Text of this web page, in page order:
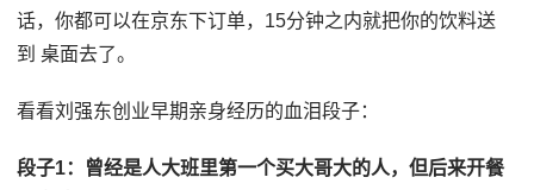
话，你都可以在京东下订单，15分钟之内就把你的饮料送
到 桌面去了。
看看刘强东创业早期亲身经历的血泪段子：
段子1：曾经是人大班里第一个买大哥大的人，但后来开餐